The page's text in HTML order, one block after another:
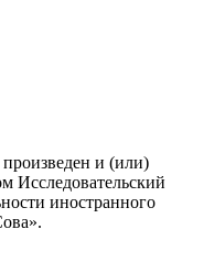
и (или)
Исследовательский
иностранного